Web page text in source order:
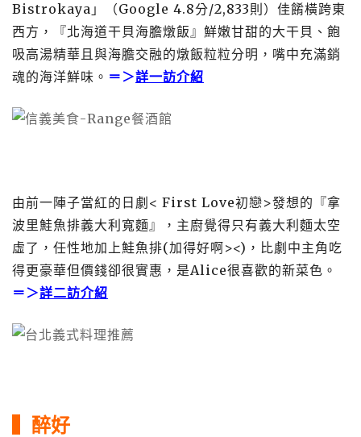
Bistrokaya」（Google 4.8分/2,833則）佳餚橫跨東
西方，『北海道干貝海膽燉飯』鮮嫩甘甜的大干貝、飽
吸高湯精華且與海膽交融的燉飯粒粒分明，嘴中充滿銷
魂的海洋鮮味。 ＝＞詳一訪介紹
由前一陣子當紅的日劇< First Love初戀>發想的『拿
波里鮭魚排義大利寬麵』，主廚覺得只有義大利麵太空
虛了，任性地加上鮭魚排(加得好啊><)，比劇中主角吃
得更豪華但價錢卻很實惠，是Alice很喜歡的新菜色。
＝＞詳二訪介紹
醉好